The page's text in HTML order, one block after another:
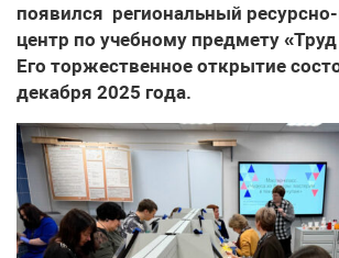
появился региональный
центр по учебному предмету
Его торжественное открытие
декабря 2025 года.